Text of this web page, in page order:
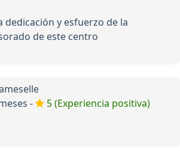
dedicación y esfuerzo de la
de este centro
-
5 (Experiencia positiva)